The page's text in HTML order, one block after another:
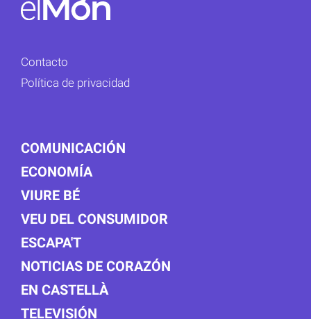
Contacto
Política de privacidad
COMUNICACIÓN
ECONOMÍA
VIURE BÉ
VEU DEL CONSUMIDOR
ESCAPA'T
NOTICIAS DE CORAZÓN
EN CASTELLÀ
TELEVISIÓN